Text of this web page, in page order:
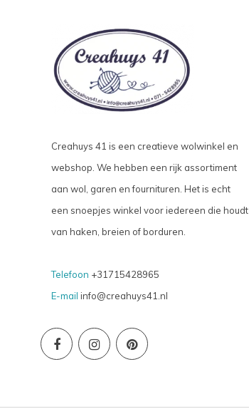
Creahuys 41 is een creatieve wolwinkel en
webshop. We hebben een rijk assortiment
aan wol, garen en fournituren. Het is echt
een snoepjes winkel voor iedereen die houdt
van haken, breien of borduren.
Telefoon +31715428965
E-mail info@creahuys41.nl